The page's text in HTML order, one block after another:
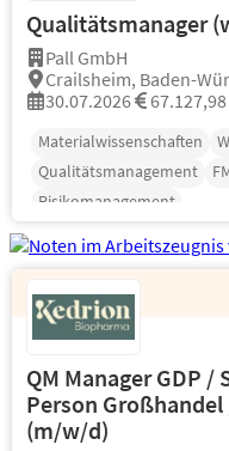
Qualitätsmanager
Pall GmbH
Crailsheim, Baden-
30.07.2026
Materialwissenschaften
Qualitätsmanagement
Risikomanagement
QM Manager GDP
Person Großhandel
(m/w/d)